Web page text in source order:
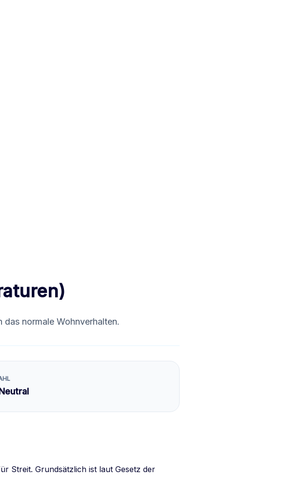
normale Wohnverhalten.
Streit. Grundsätzlich ist laut Gesetz der